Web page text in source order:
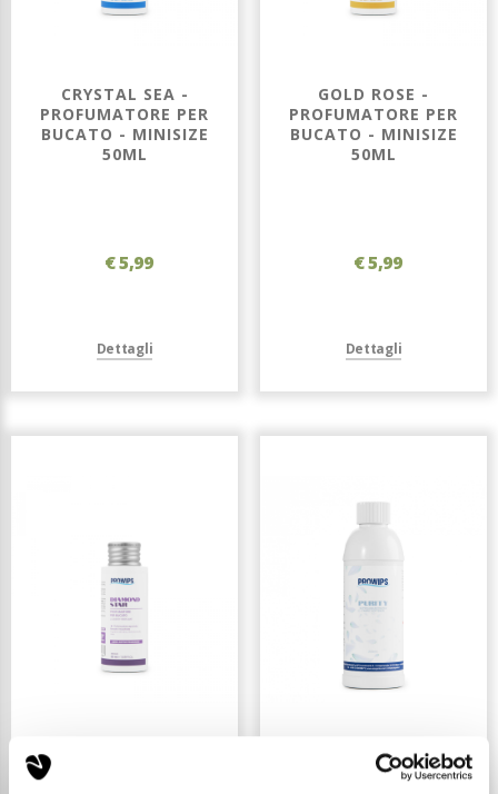
CRYSTAL SEA -
PROFUMATORE PER
BUCATO - MINISIZE
50ML
€ 5,99
Dettagli
GOLD ROSE -
PROFUMATORE PER
BUCATO - MINISIZE
50ML
€ 5,99
Dettagli
PROFUMATORE PER
PURITY -
AMMORBIDENTE